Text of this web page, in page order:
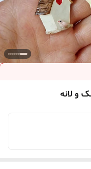
و لانه